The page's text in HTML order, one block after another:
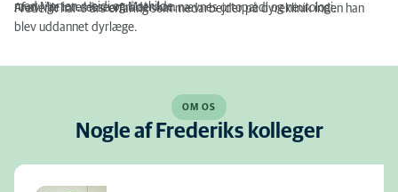
med Morten, Heidi og Mathilde.
Af øvrige interesseområder kan nævnes ortopædi og neurologi.
Frederik har 6 års erfaring som medarbejder på dyreklinik inden han
blev uddannet dyrlæge.
OM OS
Nogle af Frederiks kolleger